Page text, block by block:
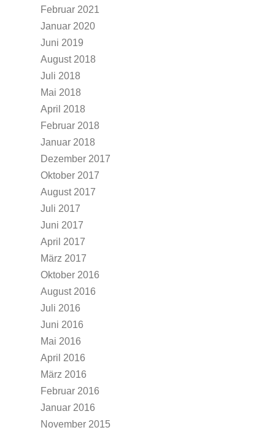
Februar 2021
Januar 2020
Juni 2019
August 2018
Juli 2018
Mai 2018
April 2018
Februar 2018
Januar 2018
Dezember 2017
Oktober 2017
August 2017
Juli 2017
Juni 2017
April 2017
März 2017
Oktober 2016
August 2016
Juli 2016
Juni 2016
Mai 2016
April 2016
März 2016
Februar 2016
Januar 2016
November 2015